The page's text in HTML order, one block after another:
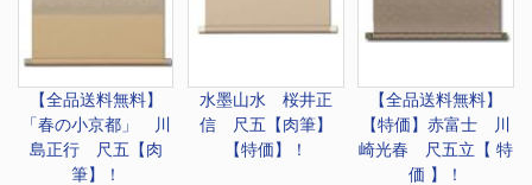
【全品送料無料】
「春の小京都」 川
島正行 尺五【肉
筆】！
水墨山水 桜井正
信 尺五【肉筆】
【特価】！
【全品送料無料】
【特価】赤富士 川
崎光春 尺五立【 特
価 】！